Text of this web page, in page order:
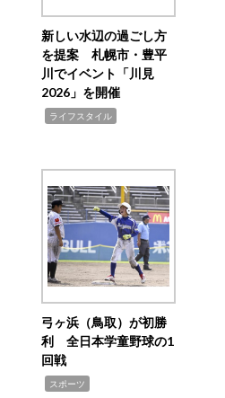
新しい水辺の過ごし方
を提案 札幌市・豊平
川でイベント「川見
2026」を開催
ライフスタイル
弓ヶ浜（鳥取）が初勝
利 全日本学童野球の1
回戦
スポーツ